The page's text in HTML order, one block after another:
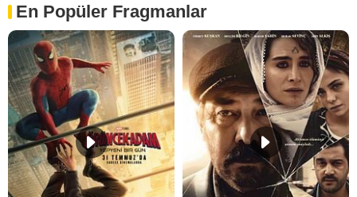
En Popüler Fragmanlar